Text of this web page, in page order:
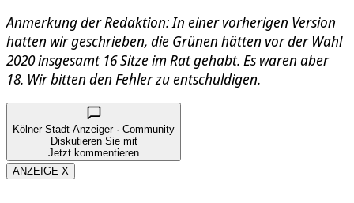
Anmerkung der Redaktion: In einer vorherigen Version
hatten wir geschrieben, die Grünen hätten vor der Wahl
2020 insgesamt 16 Sitze im Rat gehabt. Es waren aber
18. Wir bitten den Fehler zu entschuldigen.
Kölner Stadt-Anzeiger · Community
Diskutieren Sie mit
Jetzt kommentieren
ANZEIGE X